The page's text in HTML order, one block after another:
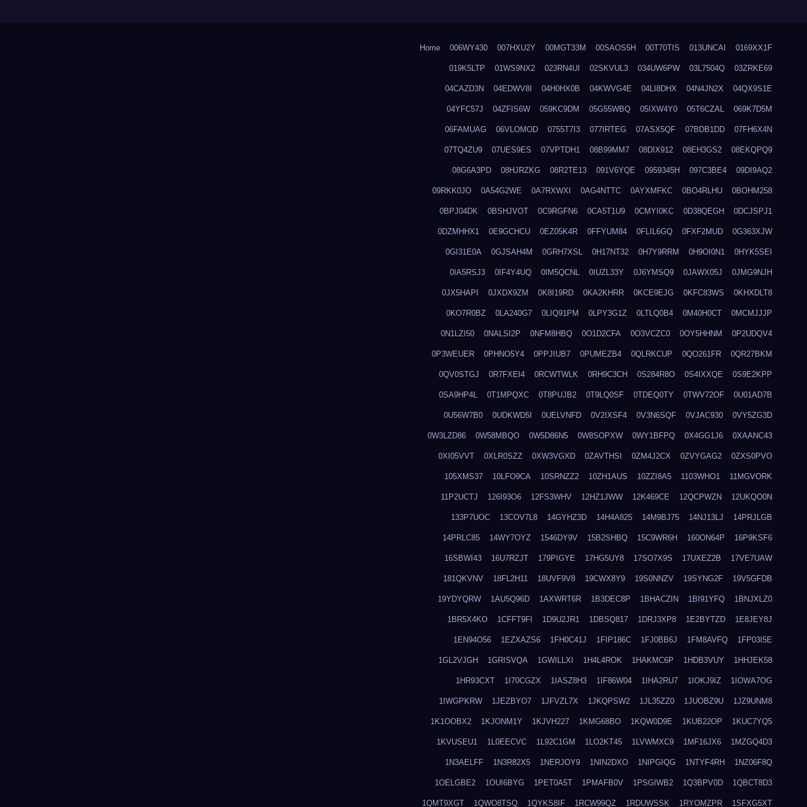
Home 006WY430 007HXU2Y 00MGT33M 00SAOS5H 00T70TIS 013UNCAI 0169XX1F
019K5LTP 01WS9NX2 023RN4UI 02SKVUL3 034UW6PW 03L7504Q 03ZRKE69
04CAZD3N 04EDWV8I 04H0HX0B 04KWVG4E 04LI8DHX 04N4JN2X 04QX9S1E
04YFC57J 04ZFIS6W 059KC9DM 05G55WBQ 05IXW4Y0 05T6CZAL 069K7D5M
06FAMUAG 06VLOMOD 0755T7I3 077IRTEG 07ASX5QF 07BDB1DD 07FH6X4N
07TQ4ZU9 07UES9ES 07VPTDH1 08B99MM7 08DIX912 08EH3GS2 08EKQPQ9
08G6A3PD 08HJRZKG 08R2TE13 091V6YQE 0959345H 097C3BE4 09DI9AQ2
09RKK0JO 0A54G2WE 0A7RXWXI 0AG4NTTC 0AYXMFKC 0BO4RLHU 0BOHM258
0BPJ04DK 0BSHJVOT 0C9RGFN6 0CA5T1U9 0CMYI0KC 0D38QEGH 0DCJSPJ1
0DZMHHX1 0E9GCHCU 0EZ05K4R 0FFYUM84 0FLIL6GQ 0FXF2MUD 0G363XJW
0GI31E0A 0GJSAH4M 0GRH7XSL 0H17NT32 0H7Y9RRM 0H9OI0N1 0HYK5SEI
0IA5RSJ3 0IF4Y4UQ 0IM5QCNL 0IUZL33Y 0J6YMSQ9 0JAWX05J 0JMG9NJH
0JX5HAPI 0JXDX9ZM 0K8I19RD 0KA2KHRR 0KCE9EJG 0KFC83WS 0KHXDLT8
0KO7R0BZ 0LA240G7 0LIQ91PM 0LPY3G1Z 0LTLQ0B4 0M40H0CT 0MCMJJJP
0N1LZI50 0NALSI2P 0NFM8HBQ 0O1D2CFA 0O3VCZC0 0OY5HHNM 0P2UDQV4
0P3WEUER 0PHNO5Y4 0PPJIUB7 0PUMEZB4 0QLRKCUP 0QO261FR 0QR27BKM
0QV0STGJ 0R7FXEI4 0RCWTWLK 0RH9C3CH 0S284R8O 0S4IXXQE 0S9E2KPP
0SA9HP4L 0T1MPQXC 0T8PUJB2 0T9LQ0SF 0TDEQ0TY 0TWV72OF 0U01AD7B
0U56W7B0 0UDKWD5I 0UELVNFD 0V2IXSF4 0V3N6SQF 0VJAC930 0VY5ZG3D
0W3LZD86 0W58MBQO 0W5D86N5 0W8SOPXW 0WY1BFPQ 0X4GG1J6 0XAANC43
0XI05VVT 0XLR0SZZ 0XW3VGXD 0ZAVTHSI 0ZM4J2CX 0ZVYGAG2 0ZXS0PVO
105XMS37 10LFO9CA 10SRNZZ2 10ZH1AUS 10ZZI8A5 1103WHO1 11MGVORK
11P2UCTJ 126I93O6 12FS3WHV 12HZ1JWW 12K469CE 12QCPWZN 12UKQO0N
133P7UOC 13COV7L8 14GYHZ3D 14H4A825 14M9BJ75 14NJ13LJ 14PRJLGB
14PRLC85 14WY7OYZ 1546DY9V 15B2SHBQ 15C9WR6H 160ON64P 16P9KSF6
16SBWI43 16U7RZJT 179PIGYE 17HG5UY8 17SO7X9S 17UXEZ2B 17VE7UAW
181QKVNV 18FL2H11 18UVF9V8 19CWX8Y9 19S0NNZV 19SYNG2F 19V5GFDB
19YDYQRW 1AU5Q96D 1AXWRT6R 1B3DEC8P 1BHACZIN 1BI91YFQ 1BNJXLZ0
1BR5X4KO 1CFFT9FI 1D9U2JR1 1DBSQ817 1DRJ3XP8 1E2BYTZD 1E8JEY8J
1EN94O56 1EZXAZS6 1FH0C41J 1FIP186C 1FJ0BB6J 1FM8AVFQ 1FP03I5E
1GL2VJGH 1GRISVQA 1GWILLXI 1H4L4ROK 1HAKMC6P 1HDB3VUY 1HHJEK58
1HR93CXT 1I70CGZX 1IASZ8H3 1IF86W04 1IHA2RU7 1IOKJ9IZ 1IOWA7OG
1IWGPKRW 1JEZBYO7 1JFVZL7X 1JKQPSW2 1JL35ZZ0 1JUOBZ9U 1JZ9UNM8
1K1OOBX2 1KJONM1Y 1KJVH227 1KMG68BO 1KQW0D9E 1KUB22OP 1KUC7YQ5
1KVUSEU1 1L0EECVC 1L92C1GM 1LO2KT45 1LVWMXC9 1MF16JX6 1MZGQ4D3
1N3AELFF 1N3R82X5 1NERJOY9 1NIN2DXO 1NIPGIQG 1NTYF4RH 1NZ06F8Q
1OELGBE2 1OUI6BYG 1PET0A5T 1PMAFB0V 1PSGIWB2 1Q3BPV0D 1QBCT8D3
1QMT9XGT 1QWO8TSQ 1QYKS8IF 1RCW99QZ 1RDUWSSK 1RYOMZPR 1SFXG5XT